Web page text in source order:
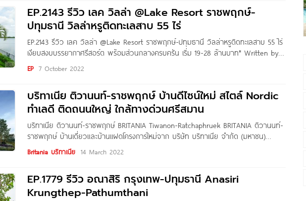
ยังแวดล้อมไปด้วย ห้างสรรพสินค้า,
EP.2143 รีวิว เลค วิลล่า @Lake Resort ราชพฤกษ์-
ปทุมธานี วิลล่าหรูติดทะเลสาบ 55 ไร่
EP.2143 รีวิว เลค วิลล่า @Lake Resort ราชพฤกษ์-ปทุมธานี วิลล่าหรูติดทะเลสาบ 55 ไร่
เงียบสงบบรรยากาศรีสอร์ต พร้อมส่วนกลางครบครัน เริ่ม 19-28 ล้านบาท* Written by :
THAnATH สวัสดีผู้อ่านชาว Homenayoo ทุกคน วันนี้ผมพามาชม เลค วิลล่า @Lake
Resortราชพฤกษ์-ปทุมธานี วิลล่าหรู ริมทะเลสาบ 55 ไร่
EP 7 October 2022
บริทาเนีย ติวานนท์-ราชพฤกษ์ บ้านดีไซน์ใหม่ สไตล์ Nordic
ทำเลดี ติดถนนใหญ่ ใกล้ทางด่วนศรีสมาน
บริทาเนีย ติวานนท์-ราชพฤกษ์ BRITANIA Tiwanon-Ratchaphruek BRITANIA ติวานนท์-
ราชพฤกษ์ บ้านเดี่ยวและบ้านแฝดโครงการใหม่จาก บริษัท บริทาเนีย จำกัด (มหาชน)
สัมผัสความสุข ในพื้นที่ส่วนตัวที่ดีไซน์มาเพื่อคุณ ครั้งแรกกับบ้านดีไซน์ใหม่ สไตล์ Nordic
ฟังก์ชันใหญ่ลงตัวยิ่งขึ้น โครงการติดถนนใหญ่ ถนนกรุงเทพ-ปทุมธานี ใกล้แยกบางคูวัด
ด่านศรีสมาน ทำให้เดินทางเข้าเมืองได้ง่าย และสะดวกรวดเร็ว รายล้อมด้วยสิ่งอำนวยความ
สะดวกในการใช้ชีวิตอย่างครบครัน
Britania บริทาเนีย 14 March 2022
EP.1779 รีวิว อณาสิริ กรุงเทพ-ปทุมธานี Anasiri
Krungthep-Pathumthani